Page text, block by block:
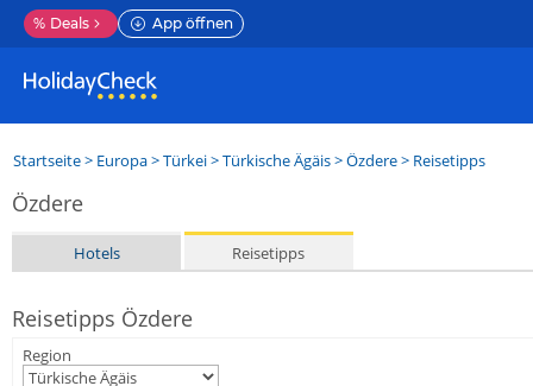
% Deals App öffnen
Startseite> Europa>Türkei>Türkische Ägäis>Özdere> Reisetipps
Özdere
Hotels Reisetipps
Reisetipps Özdere
Region